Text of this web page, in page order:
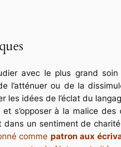
avec le plus grand
l’atténuer ou de la
idées de l’éclat du
s’opposer à la malice
dans un sentiment de
comme patron aux